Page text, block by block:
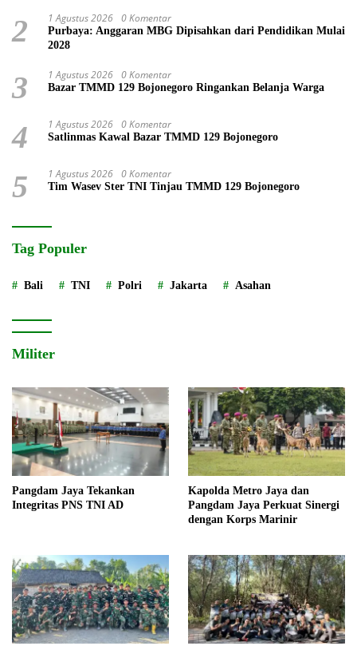
2 1 Agustus 2026 0 Komentar
Purbaya: Anggaran MBG Dipisahkan dari Pendidikan Mulai
2028
3 1 Agustus 2026 0 Komentar
Bazar TMMD 129 Bojonegoro Ringankan Belanja Warga
4 1 Agustus 2026 0 Komentar
Satlinmas Kawal Bazar TMMD 129 Bojonegoro
5 1 Agustus 2026 0 Komentar
Tim Wasev Ster TNI Tinjau TMMD 129 Bojonegoro
Tag Populer
Bali TNI Polri Jakarta Asahan
Militer
Pangdam Jaya Tekankan
Integritas PNS TNI AD
Kapolda Metro Jaya dan
Pangdam Jaya Perkuat Sinergi
dengan Korps Marinir